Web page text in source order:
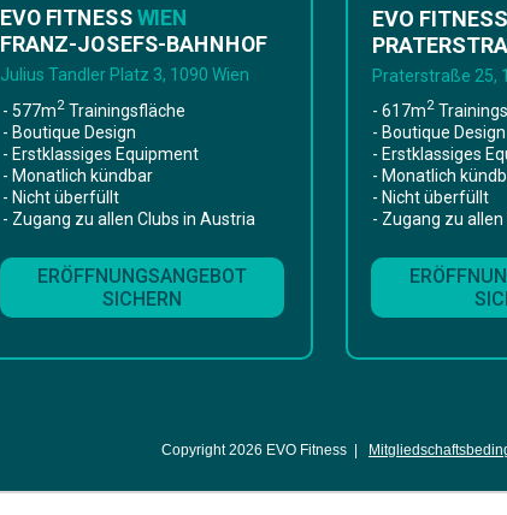
Copyright 2026 EVO Fitness |
EVO FITNESSWIEN
FRANZ-JOSEFS-BAHNHOF
Julius Tandler Platz 3, 1090 Wien
ERÖFFNUNGSANGEBOT
SICHERN
- 577m2 Trainingsfläche
- Boutique Design
- Erstklassiges Equipment
- Monatlich kündbar
- Nicht überfüllt
- Zugang zu allen Clubs in Austria
EVO FITNESS
Praterstraße 25,
- 617m2
- Boutique Design
- Erstklassiges
- Monatlich
- Nicht überfüllt
- Zugang zu